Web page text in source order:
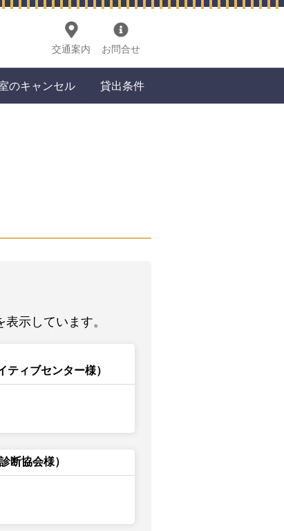
交通案内 お問合せ
のキャンセル 貸出条件
示しています。
ティブセンター様）
断協会様）